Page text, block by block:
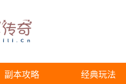
副本攻略 经典玩法